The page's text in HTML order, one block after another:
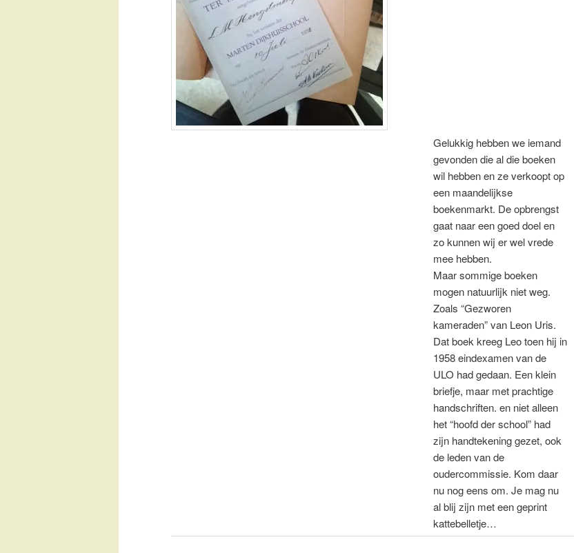
Gelukkig hebben we iemand
gevonden die al die boeken
wil hebben en ze verkoopt op
een maandelijkse
boekenmarkt. De opbrengst
gaat naar een goed doel en
zo kunnen wij er wel vrede
mee hebben.
Maar sommige boeken
mogen natuurlijk niet weg.
Zoals “Gezworen
kameraden” van Leon Uris.
Dat boek kreeg Leo toen hij in
1958 eindexamen van de
ULO had gedaan. Een klein
briefje, maar met prachtige
handschriften. en niet alleen
het “hoofd der school” had
zijn handtekening gezet, ook
de leden van de
oudercommissie. Kom daar
nu nog eens om. Je mag nu
al blij zijn met een geprint
kattebelletje…